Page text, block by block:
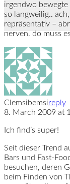
irgendwo
so langweilig..
repräsentativ –
nerven. do muss
Clemsibemsireply
8. March 2009 at
Ich find’s super!
Seit dieser Trend
Bars und Fast-
besuchen, deren
beim Finden von